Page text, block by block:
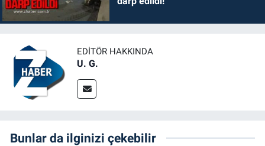
EDITÖR HAKKINDA
U. G.
Bunlar da ilginizi çekebilir